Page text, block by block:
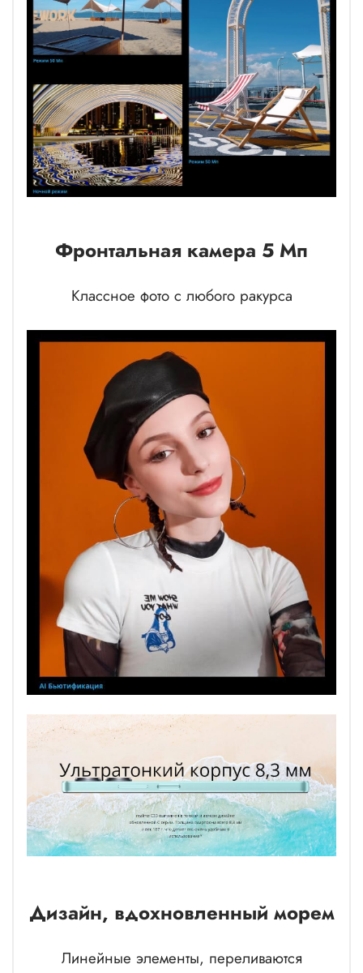
Фронтальная камера 5 Мп
Классное фото с любого ракурса
Дизайн, вдохновленный морем
Линейные элементы, переливаются